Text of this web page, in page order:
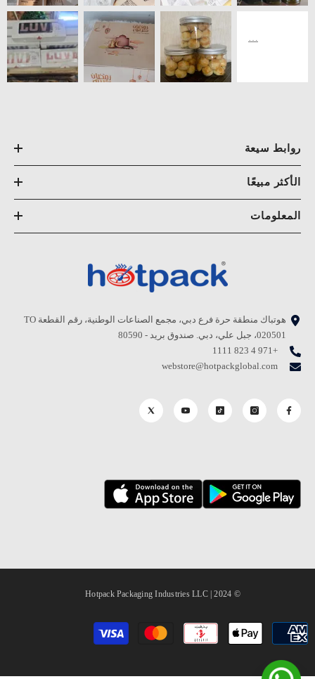
روابط سيعة
الأكثر مبيعًا
المعلومات
هوتباك منطقة حرة فرع دبي، مجمع الصناعات الوطنية، رقم القطعة TO
020501، جبل علي، دبي. صندوق بريد - 80590
+971 4 823 1111
webstore@hotpackglobal.com
© 2024 | Hotpack Packaging Industries LLC
طرق
الدفع